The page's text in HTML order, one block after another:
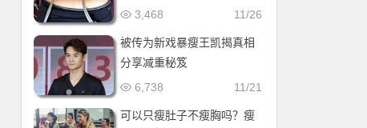
11/26
3,468
被传为新戏暴瘦王凯揭真相
分享减重秘笈
11/21
6,738
可以只瘦肚子不瘦胸吗？瘦